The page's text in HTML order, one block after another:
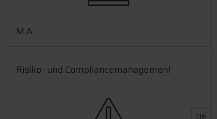
M.A.
Risiko- und Compliancemanagement